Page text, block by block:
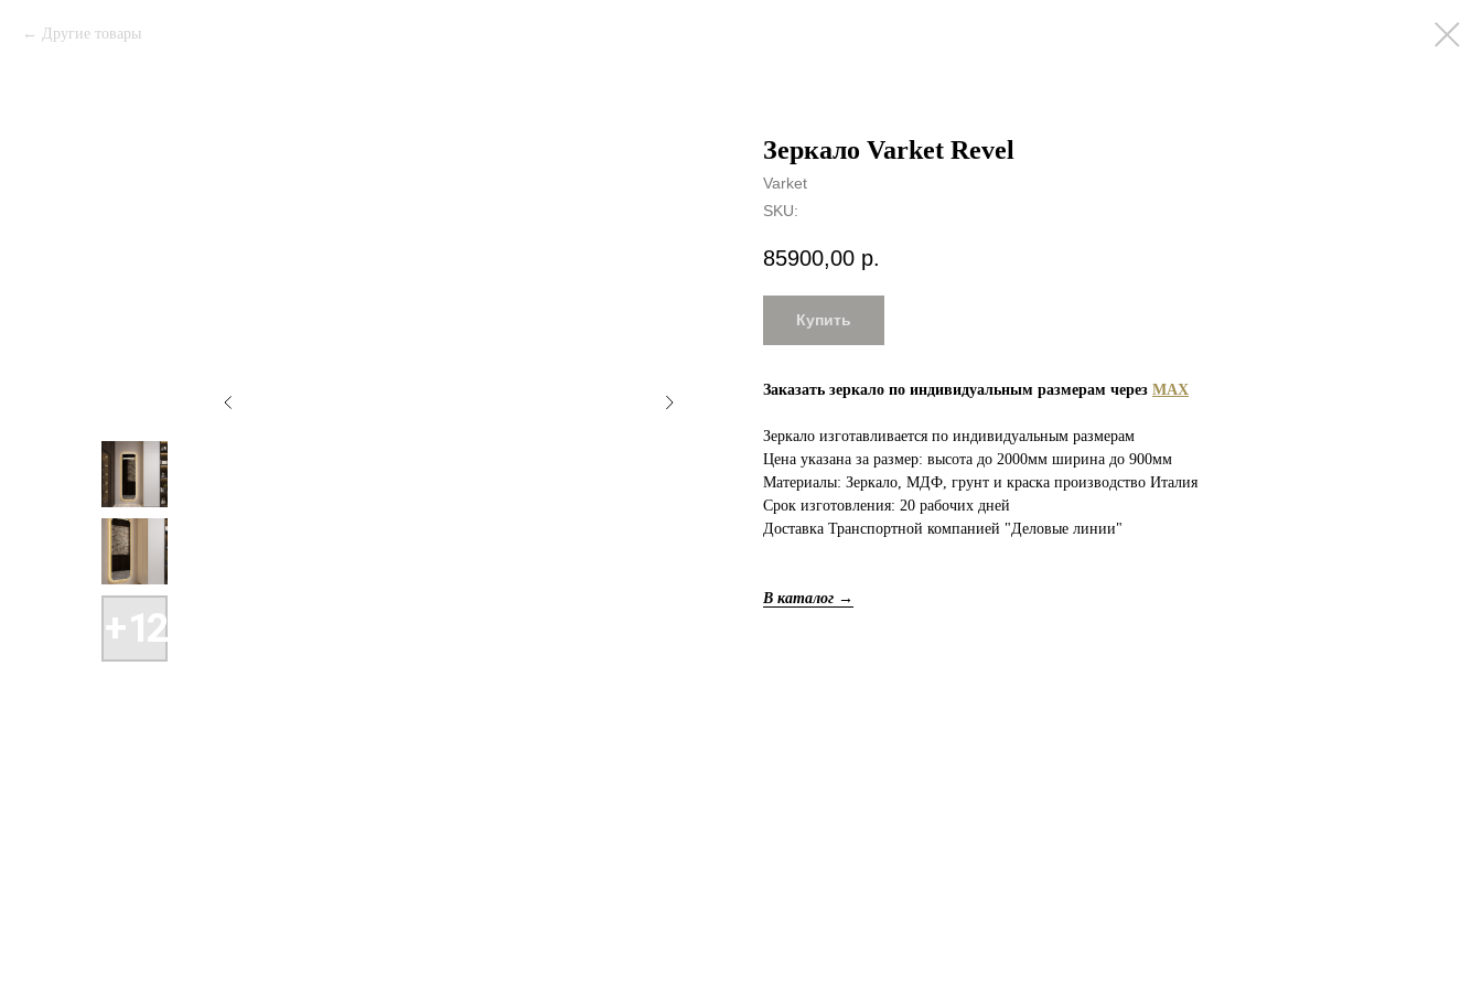
Другие товары
Зеркало Varket Revel
Varket
SKU:
85900,00 р.
Купить
Заказать зеркало по индивидуальным размерам через MAX
Зеркало изготавливается по индивидуальным размерам
Цена указана за размер: высота до 2000мм ширина до 900мм
Материалы: Зеркало, МДФ, грунт и краска производство Италия
Срок изготовления: 20 рабочих дней
Доставка Транспортной компанией "Деловые линии"
В каталог →